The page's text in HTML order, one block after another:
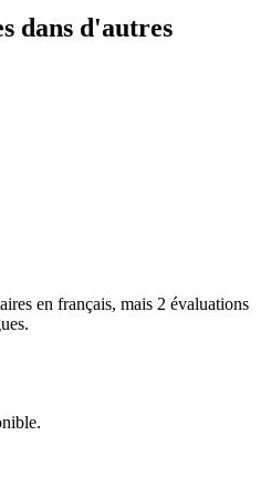
dans d'autres
en français, mais 2 évaluations